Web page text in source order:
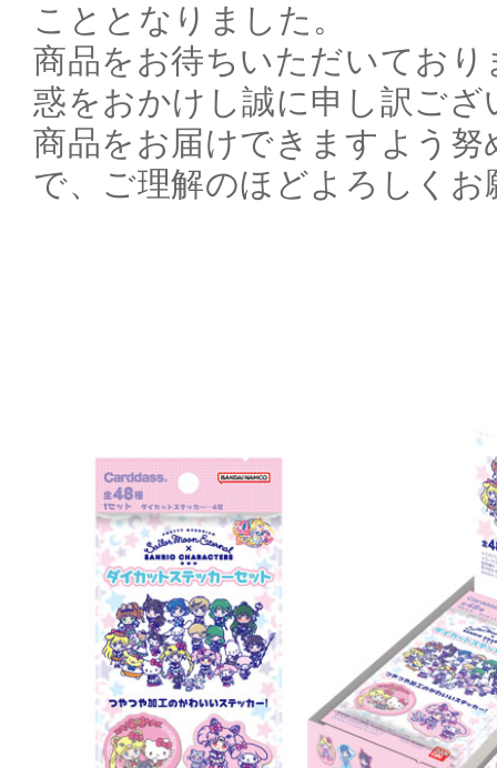
こととなりました。
商品をお待ちいただいてお
惑をおかけし誠に申し訳ご
商品をお届けできますよう
で、ご理解のほどよろしく